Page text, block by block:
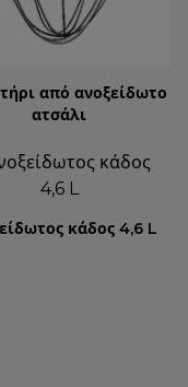
από ανοξείδωτο
ατσάλι
κάδος 4,6 L